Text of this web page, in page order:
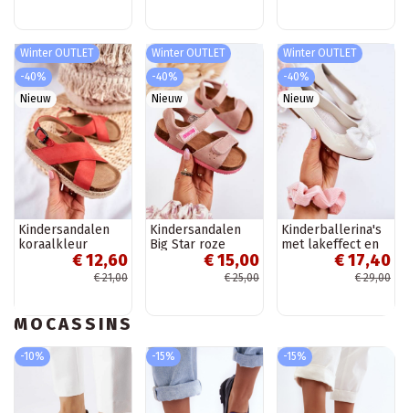
Winter OUTLET
-40%
Nieuw
Kindersandalen
koraalkleur
€ 12,60
€ 21,00
Winter OUTLET
-40%
Nieuw
Kindersandalen
Big Star roze
€ 15,00
€ 25,00
Winter OUTLET
-40%
Nieuw
Kinderballerina's
met lakeffect en
linten in de witte
€ 17,40
€ 29,00
MOCASSINS
-10% -15% -15%